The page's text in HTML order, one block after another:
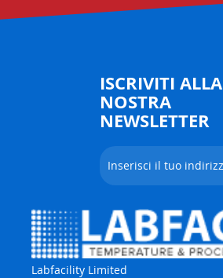
ISCRIVITI ALLA
NOSTRA
NEWSLETTER
Labfacility Limited